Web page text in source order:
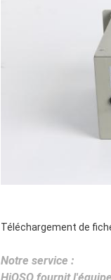
Téléchargement de
Notre service :
HiOSO fournit